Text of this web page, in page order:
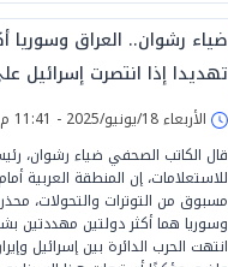
ضياء رشوان.. العراق وسوريا
تهديدا إذا انتصرت إسرائيل
الأربعاء 18/يونيو/2025 - 11:41 م
قال الكاتب الصحفي ضياء رشوان،
للاستعلامات، إن المنطقة العربية
مسبوق من التوترات والتحولات،
وسوريا هما أكثر دولتين مهددتين
انتهت الحرب الدائرة بين إسرائيل